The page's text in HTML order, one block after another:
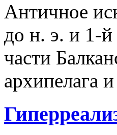
Античное
до н. э. и 1-
части
архипелага